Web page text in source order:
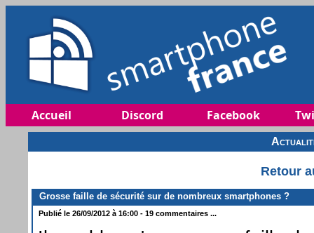
Accueil Discord Facebook
Retour
Grosse faille de sécurité sur de nombreux smartphones ?
Publié le 26/09/2012 à 16:00 - 19 commentaires ...